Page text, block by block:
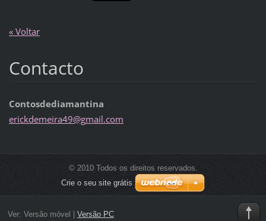
« Voltar
Contacto
Contosdediamantina
erickdemeira49@gmail.com
© 2010 Todos os direitos reservados.
Crie o seu site grátis
Ver: Versão móvel Versão PC